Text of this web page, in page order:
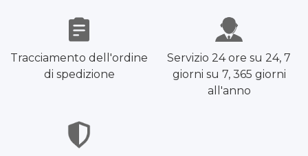
Tracciamento dell'ordine
di spedizione
Servizio 24 ore su 24, 7
giorni su 7, 365 giorni
all'anno